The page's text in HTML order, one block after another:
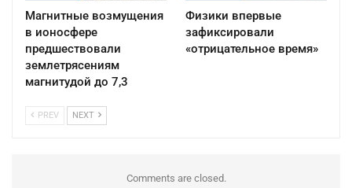
Магнитные возмущения
в ионосфере
предшествовали
землетрясениям
магнитудой до 7,3
Физики впервые
зафиксировали
«отрицательное время»
PREV NEXT
Comments are closed.